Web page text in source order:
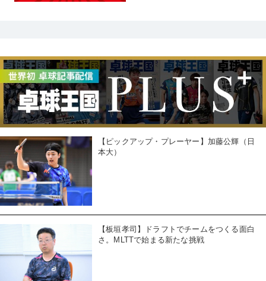
【ピックアップ・プレーヤー】加藤公輝（日
本大）
【板垣孝司】ドラフトでチームをつくる面白
さ。MLTTで始まる新たな挑戦